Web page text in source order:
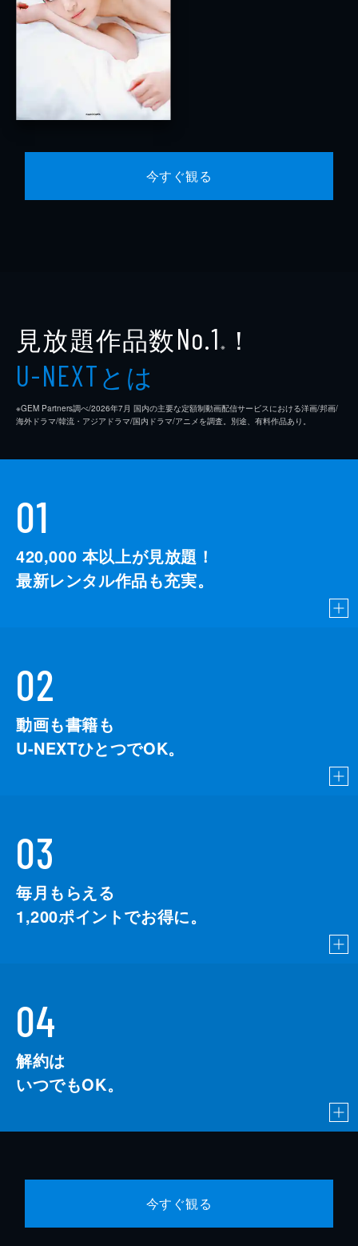
今すぐ観る
見放題作品数No.1 ※ ！
U-NEXTとは
※GEM Partners調べ/2026年7⽉ 国内の主要な定額制動画配信サービスにおける洋画/邦画/
海外ドラマ/韓流・アジアドラマ/国内ドラマ/アニメを調査。別途、有料作品あり。
01
420,000 本以上が見放題！
最新レンタル作品も充実。
02
動画も書籍も
U-NEXTひとつでOK。
03
毎月もらえる
1,200ポイントでお得に。
04
解約は
いつでもOK。
今すぐ観る